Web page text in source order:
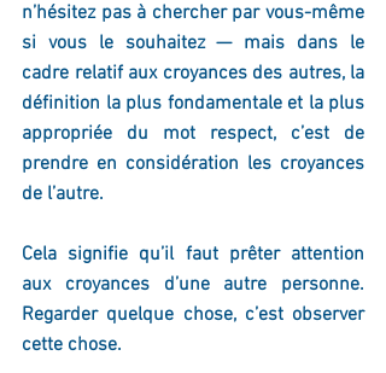
n’hésitez pas à chercher par vous-même
si vous le souhaitez — mais dans le
cadre relatif aux croyances des autres, la
définition la plus fondamentale et la plus
appropriée du mot respect, c’est de
prendre en considération les croyances
de l’autre.
Cela signifie qu’il faut prêter attention
aux croyances d’une autre personne.
Regarder quelque chose, c’est observer
cette chose.